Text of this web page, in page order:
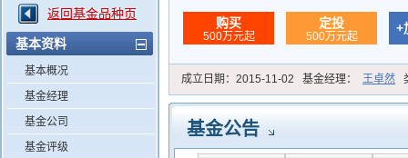
返回基金品种页
基本资料
基本概况
基金经理
基金公司
基金评级
购买
500万元起
定投
500万元起
+
成立日期： 2015-11-02 基金经理： 王卓然
基金公告